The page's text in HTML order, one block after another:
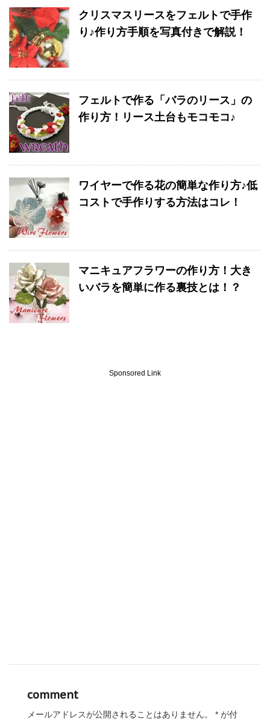
クリスマスリースをフェルトで手作
り♪作り方手順を写真付きで解説！
フェルトで作る「バラのリース」の
作り方！リース土台もモコモコ♪
ワイヤーで作る花の簡単な作り方♪低
コストで手作りする方法はコレ！
マニキュアフラワーの作り方！大き
いバラを簡単に作る裏技とは！？
Sponsored Link
comment
メールアドレスが公開されることはありません。 * が付